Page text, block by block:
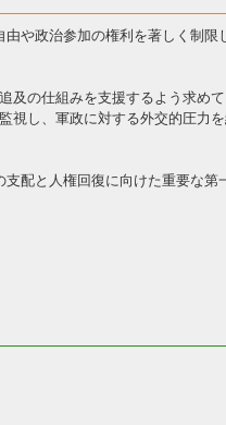
や政治参加の権利を著しく制限
及の仕組みを支援するよう求め
視し、軍政に対する外交的圧力
配と人権回復に向けた重要な第